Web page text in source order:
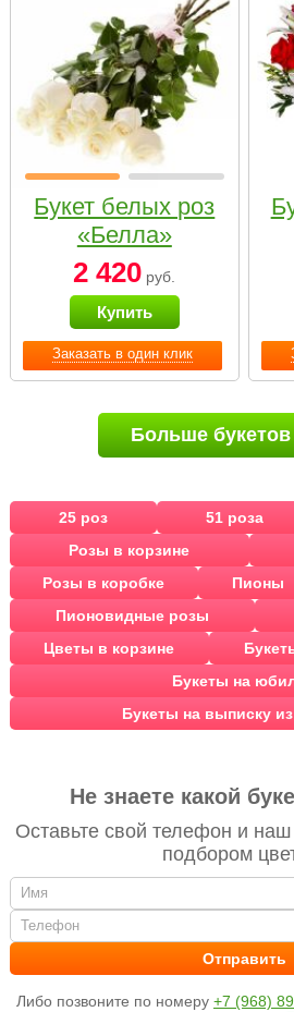
Заказать в один клик
Букет белых роз
«Белла»
2 420 руб.
Купить
Больше букетов
25 роз 51 роза
Розы в корзине
Розы в коробке
Пионы
Пионовидные розы
Цветы в корзине
Букеты на
Букеты на выписку
Не знаете какой
Оставьте свой телефон и
подбором
Либо позвоните по номеру +7 (968)